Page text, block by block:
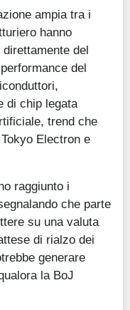
ampia tra i
hanno
del
del
di chip legata
trend che
Electron e
raggiunto i
che parte
su una valuta
di rialzo dei
generare
la BoJ